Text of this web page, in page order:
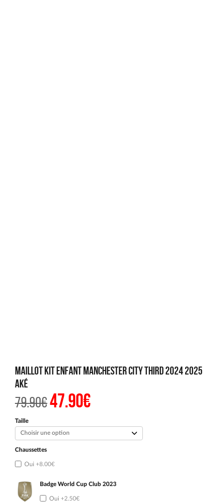
Maillot Kit Enfant Manchester City Third 2024 2025
Aké
79.90€Le
prix
était :
79.90€.
47.90€Le
prix
est :
47.90€.
Taille
Chaussettes
Oui +8.00€
Badge World Cup Club 2023
Oui +2.50€